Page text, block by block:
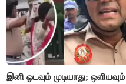
இனி ஓடவும் முடியாது; ஒளியவும்